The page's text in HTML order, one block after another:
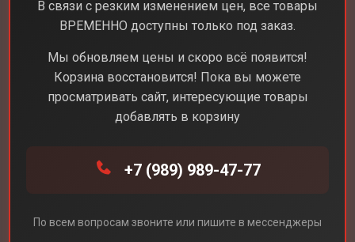
Смартфоны iPhone 16 Plus
В связи с резким изменением цен, все товары
ВРЕМЕННО доступны только под заказ.
Мы обновляем цены и скоро всё появится!
Корзина восстановится! Пока вы можете
просматривать сайт, интересующие товары
добавлять в корзину
+7 (989) 989-47-77
По всем вопросам звоните или пишите в мессенджеры